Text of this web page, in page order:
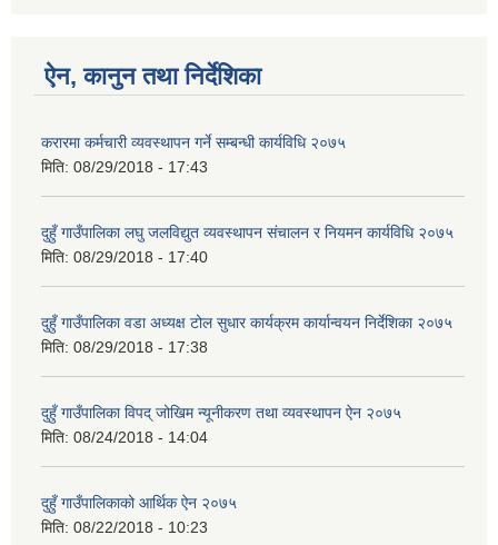
ऐन, कानुन तथा निर्देशिका
करारमा कर्मचारी व्यवस्थापन गर्ने सम्बन्धी कार्यविधि २०७५
मिति: 08/29/2018 - 17:43
दुहुँ गाउँपालिका लघु जलविद्युत व्यवस्थापन संचालन र नियमन कार्यविधि २०७५
मिति: 08/29/2018 - 17:40
दुहुँ गाउँपालिका वडा अध्यक्ष टोल सुधार कार्यक्रम कार्यान्वयन निर्देशिका २०७५
मिति: 08/29/2018 - 17:38
दुहुँ गाउँपालिका विपद् जोखिम न्यूनीकरण तथा व्यवस्थापन ऐन २०७५
मिति: 08/24/2018 - 14:04
दुहुँ गाउँपालिकाको आर्थिक ऐन २०७५
मिति: 08/22/2018 - 10:23